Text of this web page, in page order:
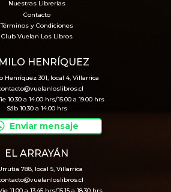
Nuestras Librerías
Contacto
Términos y Condiciones
Club Vuelan Los Libros
HENRÍQUEZ
Henríquez 301, local 4, Villarrica
10.30 a 14.00 hrs/15.00 a 19.00 hrs
Sáb 10.30 a 14.00 hrs
Enviar mensaje
EL ARRAYÁN
788, local 5, Villarrica